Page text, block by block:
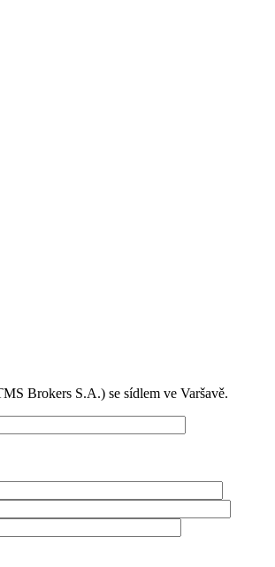
Brokers S.A.) se sídlem ve Varšavě.